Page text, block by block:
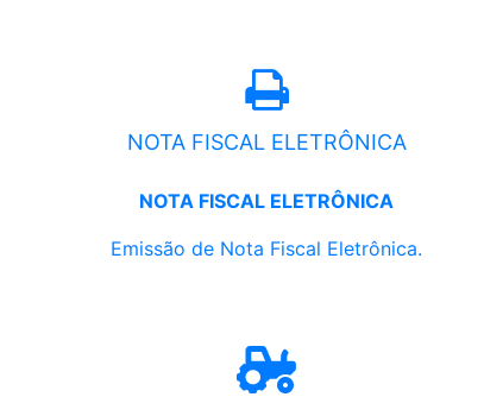
NOTA FISCAL ELETRÔNICA
NOTA FISCAL ELETRÔNICA
Emissão de Nota Fiscal Eletrônica.